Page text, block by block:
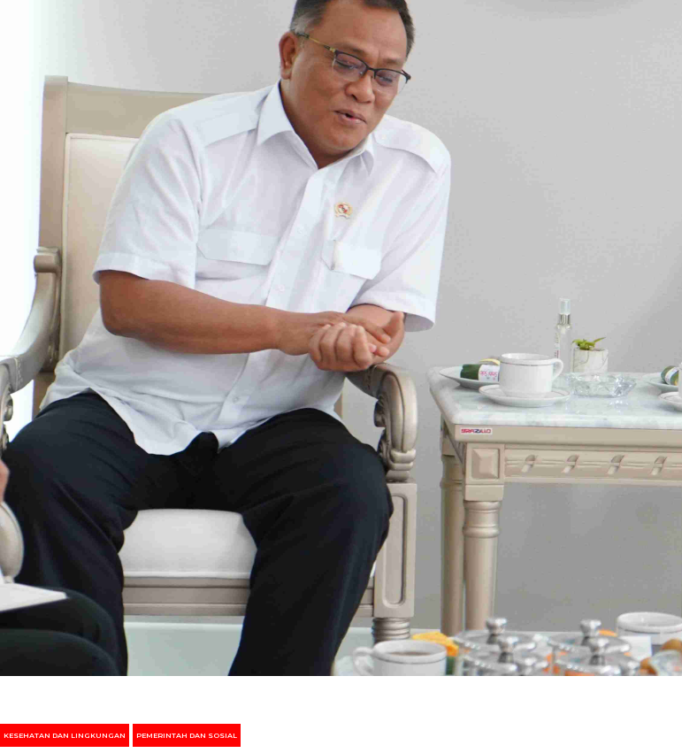
KESEHATAN DAN LINGKUNGAN PEMERINTAH DAN SOSIAL